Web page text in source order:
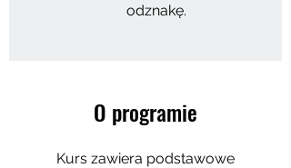
odznakę.
O programie
Kurs zawiera podstawowe